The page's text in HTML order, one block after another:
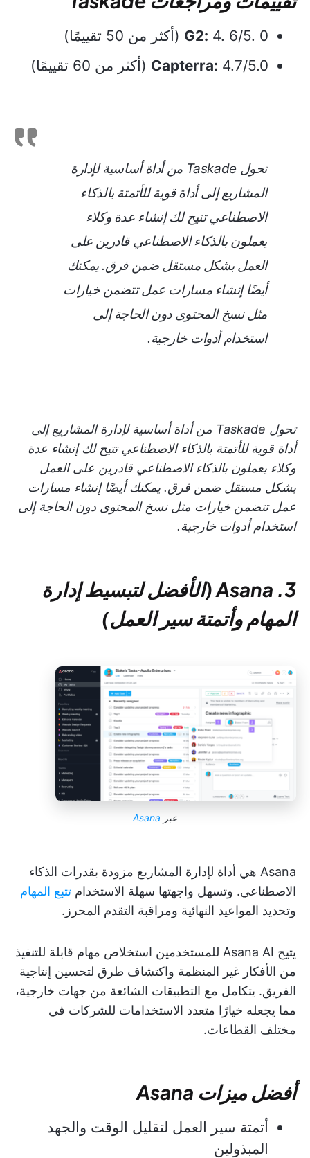
G2: 4. 6/5. 0 (أكثر من 50 تقييمًا)
Capterra: 4.7/5.0 (أكثر من 60 تقييمًا)
تحول Taskade من أداة أساسية لإدارة
المشاريع إلى أداة قوية للأتمتة بالذكاء
الاصطناعي تتيح لك إنشاء عدة وكلاء
يعملون بالذكاء الاصطناعي قادرين على
العمل بشكل مستقل ضمن فرق. يمكنك
أيضًا إنشاء مسارات عمل تتضمن خيارات
مثل نسخ المحتوى دون الحاجة إلى
استخدام أدوات خارجية.
تحول Taskade من أداة أساسية لإدارة المشاريع إلى
أداة قوية للأتمتة بالذكاء الاصطناعي تتيح لك إنشاء عدة
وكلاء يعملون بالذكاء الاصطناعي قادرين على العمل
بشكل مستقل ضمن فرق. يمكنك أيضًا إنشاء مسارات
عمل تتضمن خيارات مثل نسخ المحتوى دون الحاجة إلى
استخدام أدوات خارجية.
3. Asana (الأفضل لتبسيط إدارة
المهام وأتمتة سير العمل)
عبر Asana
Asana هي أداة لإدارة المشاريع مزودة بقدرات الذكاء
الاصطناعي. وتسهل واجهتها سهلة الاستخدام تتبع المهام
وتحديد المواعيد النهائية ومراقبة التقدم المحرز.
يتيح Asana AI للمستخدمين استخلاص مهام قابلة للتنفيذ
من الأفكار غير المنظمة واكتشاف طرق لتحسين إنتاجية
الفريق. يتكامل مع التطبيقات الشائعة من جهات خارجية،
مما يجعله خيارًا متعدد الاستخدامات للشركات في
مختلف القطاعات.
أفضل ميزات Asana
أتمتة سير العمل لتقليل الوقت والجهد
المبذولين